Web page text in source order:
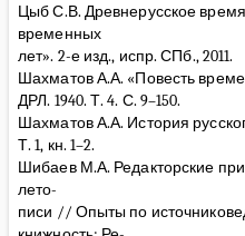
Цыб С.В. Древнерусское
временных
лет». 2-е изд., испр. СПб., 2011.
Шахматов А.А. «Повесть
ДРЛ. 1940. Т. 4. С. 9–150.
Шахматов А.А. История
Т. 1, кн. 1–2.
Шибаев М.А. Редакторские
лето-
писи // Опыты по